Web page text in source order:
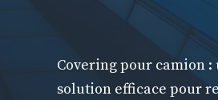
Covering pour camion :
solution efficace pour